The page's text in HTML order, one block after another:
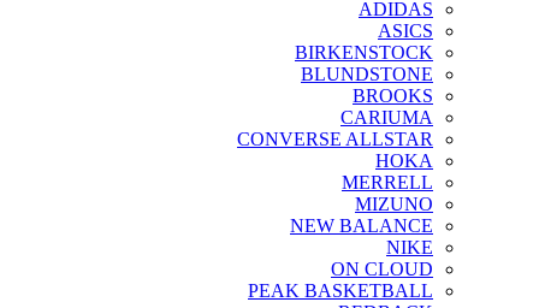
ADIDAS
ASICS
BIRKENSTOCK
BLUNDSTONE
BROOKS
CARIUMA
CONVERSE ALLSTAR
HOKA
MERRELL
MIZUNO
NEW BALANCE
NIKE
ON CLOUD
PEAK BASKETBALL